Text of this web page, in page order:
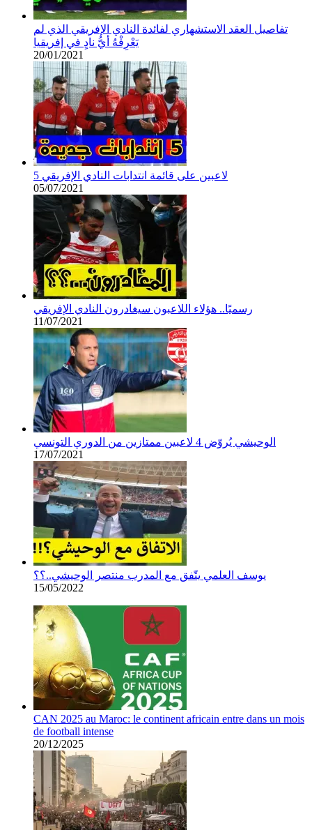
تفاصيل العقد الاستشهاري لفائدة النادي الإفريقي الذي لم
يَعْرِفْهُ أيُّ نادٍ في إفريقيا
20/01/2021
5 لاعبين على قائمة انتدابات النادي الإفريقي
05/07/2021
رسميًا.. هؤلاء اللاعبون سيغادرون النادي الإفريقي
11/07/2021
الوحيشي يُروّض 4 لاعبين ممتازين من الدوري التونسي
17/07/2021
يوسف العلمي يتّفق مع المدرب منتصر الوحيشي..؟؟
15/05/2022
CAN 2025 au Maroc: le continent africain entre dans un mois
de football intense
20/12/2025